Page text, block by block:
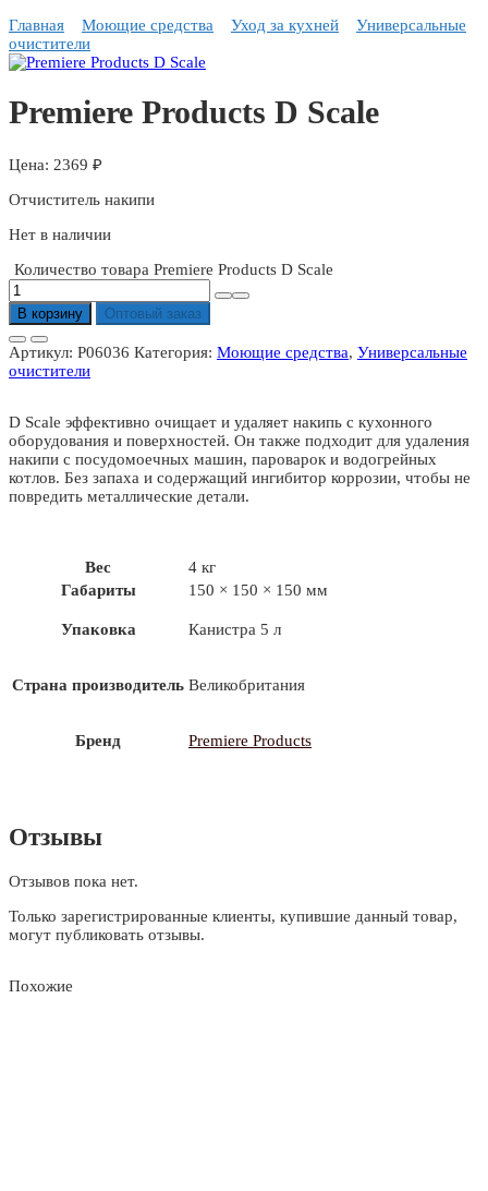
Главная
Моющие средства Уход за кухней
Универсальные
очистители
Premiere Products D Scale
2369 ₽
Отчиститель накипи
Нет в наличии
Количество товара Premiere Products D Scale
В корзину Оптовый заказ
Артикул: P06036 Категория: Моющие средства, Универсальные
очистители
D Scale эффективно очищает и удаляет накипь с кухонного
оборудования и поверхностей. Он также подходит для удаления
накипи с посудомоечных машин, пароварок и водогрейных
котлов. Без запаха и содержащий ингибитор коррозии, чтобы не
повредить металлические детали.
Вес
4 кг
Габариты
150 × 150 × 150 мм
Упаковка Канистра 5 л
Страна производитель Великобритания
Бренд Premiere Products
Отзывы
Отзывов пока нет.
Только зарегистрированные клиенты, купившие данный товар,
могут публиковать отзывы.
Похожие